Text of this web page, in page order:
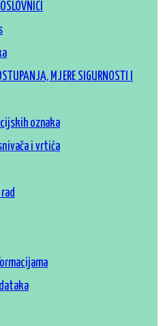
MJERE SIGURNOSTI I
oznaka
i vrtića